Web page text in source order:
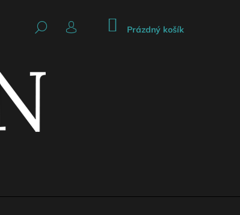
HLEDAT
PŘIHLÁŠENÍ
NÁKUPNÍ
KOŠÍK
Prázdný košík